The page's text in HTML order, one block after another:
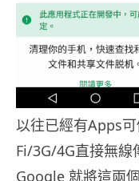
以往已經有Apps
Fi/3G/4G直接無線
Google 就將這兩